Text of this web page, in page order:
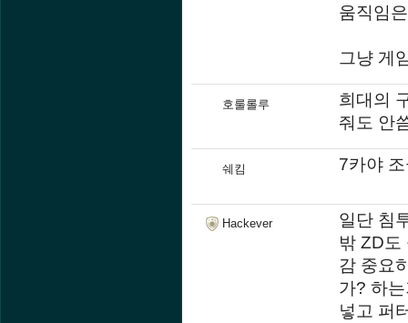
움직임
그냥 게
호룰롤루
희대의
줘도 안
쉐킴 7카야
Hackever
일단 침
밖 ZD도
감 중요
가? 하
넣고 퍼